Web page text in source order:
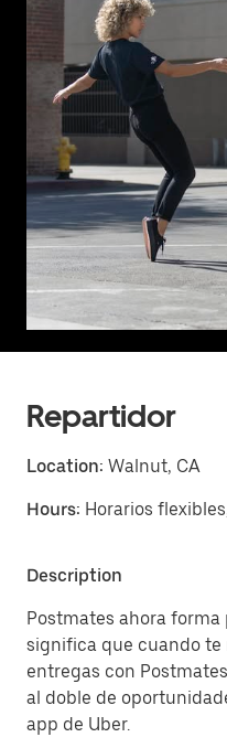
Repartidor
Location: Walnut, CA
Hours: Horarios
Description
Postmates ahora forma
significa que cuando te
entregas con
al doble de
app de Uber.